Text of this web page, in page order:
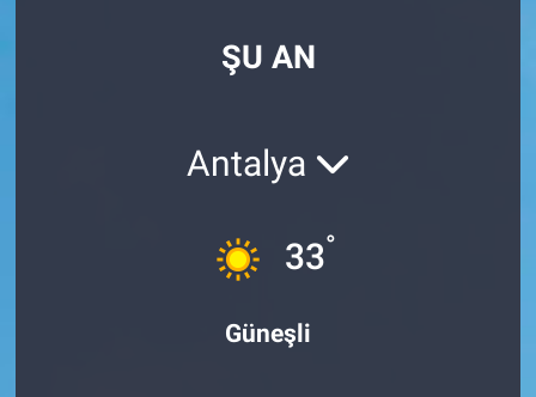
ŞU AN
Antalya
33°
Güneşli